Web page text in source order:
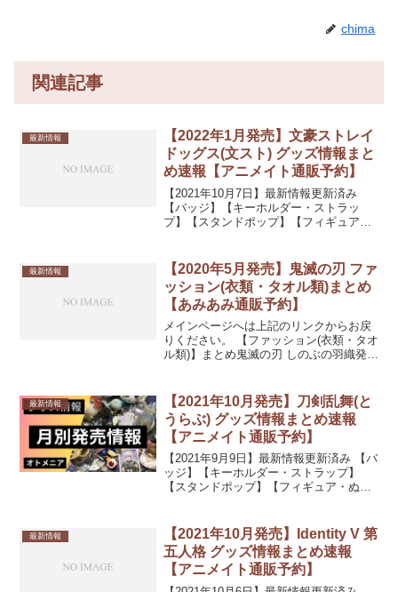
chima
関連記事
最新情報
【2022年1月発売】文豪ストレイ
ドッグス(文スト) グッズ情報まと
め速報【アニメイト通販予約】
【2021年10月7日】最新情報更新済み
【バッジ】【キーホルダー・ストラッ
プ】【スタンドポップ】【フィギュア・
ドル・D×シナモロール発売日：2022/01/
中 ...
最新情報
【2020年5月発売】鬼滅の刃 ファ
ッション(衣類・タオル類)まとめ
【あみあみ通販予約】
メインページへは上記のリンクからお戻
りください。 【ファッション(衣類・タオ
ル類)】まとめ鬼滅の刃 しのぶの羽織発売
2020/05/未定15%O...
最新情報
【2021年10月発売】刀剣乱舞(と
うらぶ) グッズ情報まとめ速報
【アニメイト通販予約】
【2021年9月9日】最新情報更新済み 【バ
ッジ】【キーホルダー・ストラップ】
【スタンドポップ】【フィギュア・ぬい
連】【文具・デスク用品】【ファッショ
ン(衣類・タオル類...
最新情報
【2021年10月発売】Identity V 第
五人格 グッズ情報まとめ速報
【アニメイト通販予約】